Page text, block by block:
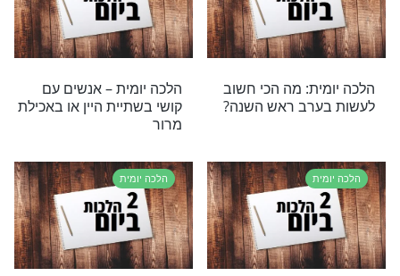
– תפילות שבת הלכה יומית – ערוב תבשילין
ליום א’ בתשרי -
שבת
הלכה יומית: האם יש הלכות
צניעות לגברים?